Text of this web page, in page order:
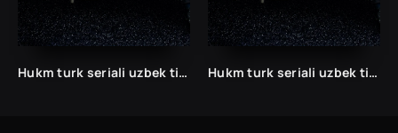
Hukm turk seriali uzbek tilida /Хукм турк сериали ўзбек тилида/ 203. 204. 205. 206. 207. 208. 209. 210. 211. 212. 213. 214. 215 barcha qismlari. Hukm turk seriali uzbek tilida /Хукм турк сериали ўзбек тилида/ 203. 204. 205. 206. 207. 208. 209. 210. 211. 212. 213. 214. 215 barcha qismlari.